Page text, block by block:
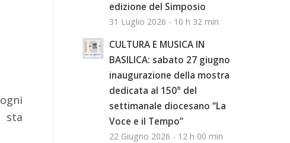
sta
edizione del Simposio
31 Luglio 2026 - 10 h 32 min
CULTURA E MUSICA IN
BASILICA: sabato 27 giugno
inaugurazione della mostra
dedicata al 150° del
settimanale diocesano “La
Voce e il Tempo”
22 Giugno 2026 - 12 h 00 min